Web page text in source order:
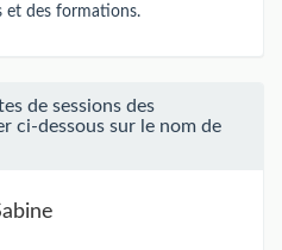
et des formations.
de sessions des
ci-dessous sur le nom de